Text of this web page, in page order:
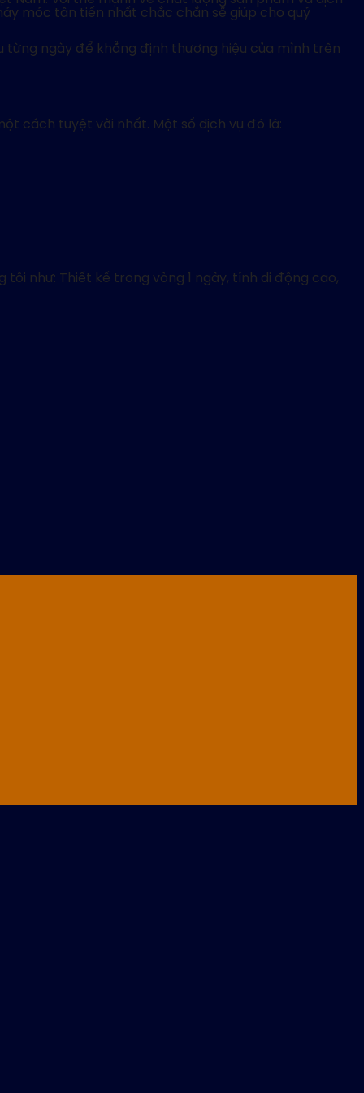
móc tân tiến nhất chắc chắn sẽ giúp cho quý
từng ngày để khẳng định thương hiệu của mình trên
cách tuyệt vời nhất. Một số dịch vụ đó là:
như: Thiết kế trong vòng 1 ngày, tính di động cao,